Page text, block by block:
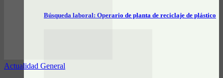
Búsqueda laboral: Operario de planta de reciclaje de plástico
Actualidad General